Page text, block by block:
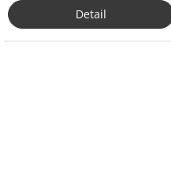
Detail